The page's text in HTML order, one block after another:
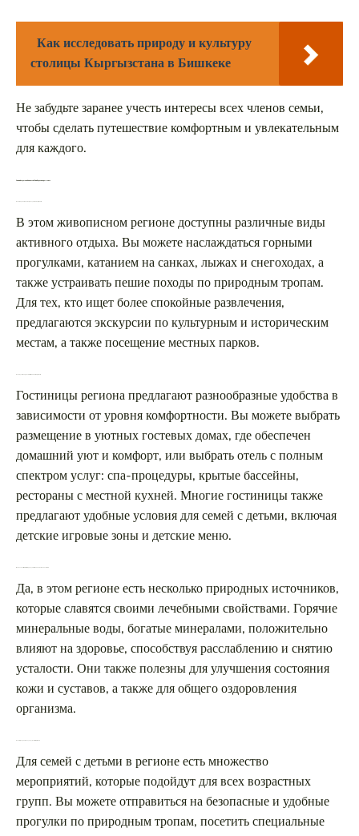
Как исследовать природу и культуру
столицы Кыргызстана в Бишкеке
Не забудьте заранее учесть интересы всех членов семьи,
чтобы сделать путешествие комфортным и увлекательным
для каждого.
Зимний отдых на Кавказе в МинВодах: вопрос-ответ
В этом живописном регионе доступны различные виды
активного отдыха. Вы можете наслаждаться горными
прогулками, катанием на санках, лыжах и снегоходах, а
также устраивать пешие походы по природным тропам.
Для тех, кто ищет более спокойные развлечения,
предлагаются экскурсии по культурным и историческим
местам, а также посещение местных парков.
Гостиницы региона предлагают разнообразные удобства в
зависимости от уровня комфортности. Вы можете выбрать
размещение в уютных гостевых домах, где обеспечен
домашний уют и комфорт, или выбрать отель с полным
спектром услуг: спа-процедуры, крытые бассейны,
рестораны с местной кухней. Многие гостиницы также
предлагают удобные условия для семей с детьми, включая
детские игровые зоны и детские меню.
Да, в этом регионе есть несколько природных источников,
которые славятся своими лечебными свойствами. Горячие
минеральные воды, богатые минералами, положительно
влияют на здоровье, способствуя расслаблению и снятию
усталости. Они также полезны для улучшения состояния
кожи и суставов, а также для общего оздоровления
организма.
Для семей с детьми в регионе есть множество
мероприятий, которые подойдут для всех возрастных
групп. Вы можете отправиться на безопасные и удобные
прогулки по природным тропам, посетить специальные